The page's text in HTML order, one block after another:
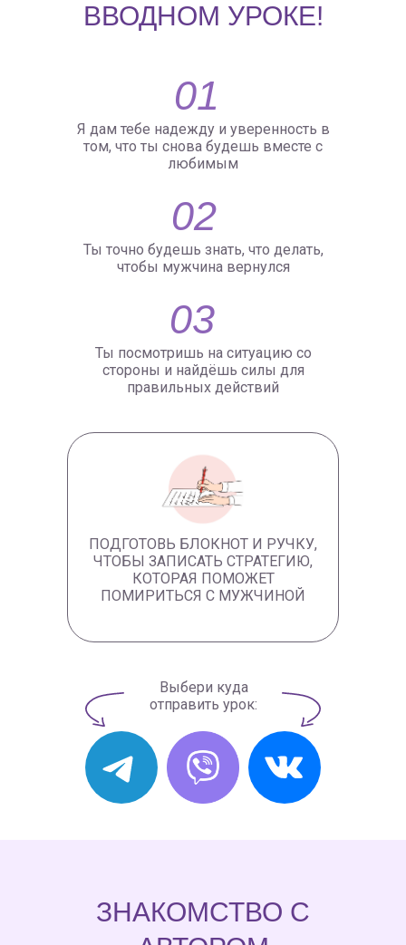
ВВОДНОМ УРОКЕ!
01
02
03
Ты точно будешь знать, что делать,
чтобы мужчина вернулся
Ты посмотришь на ситуацию со
стороны и найдёшь силы для
правильных действий
Я дам тебе надежду и уверенность в
том, что ты снова будешь вместе с
любимым
ПОДГОТОВЬ БЛОКНОТ И РУЧКУ,
ЧТОБЫ ЗАПИСАТЬ СТРАТЕГИЮ,
КОТОРАЯ ПОМОЖЕТ
ПОМИРИТЬСЯ С МУЖЧИНОЙ
Выбери куда
отправить урок:
ЗНАКОМСТВО С